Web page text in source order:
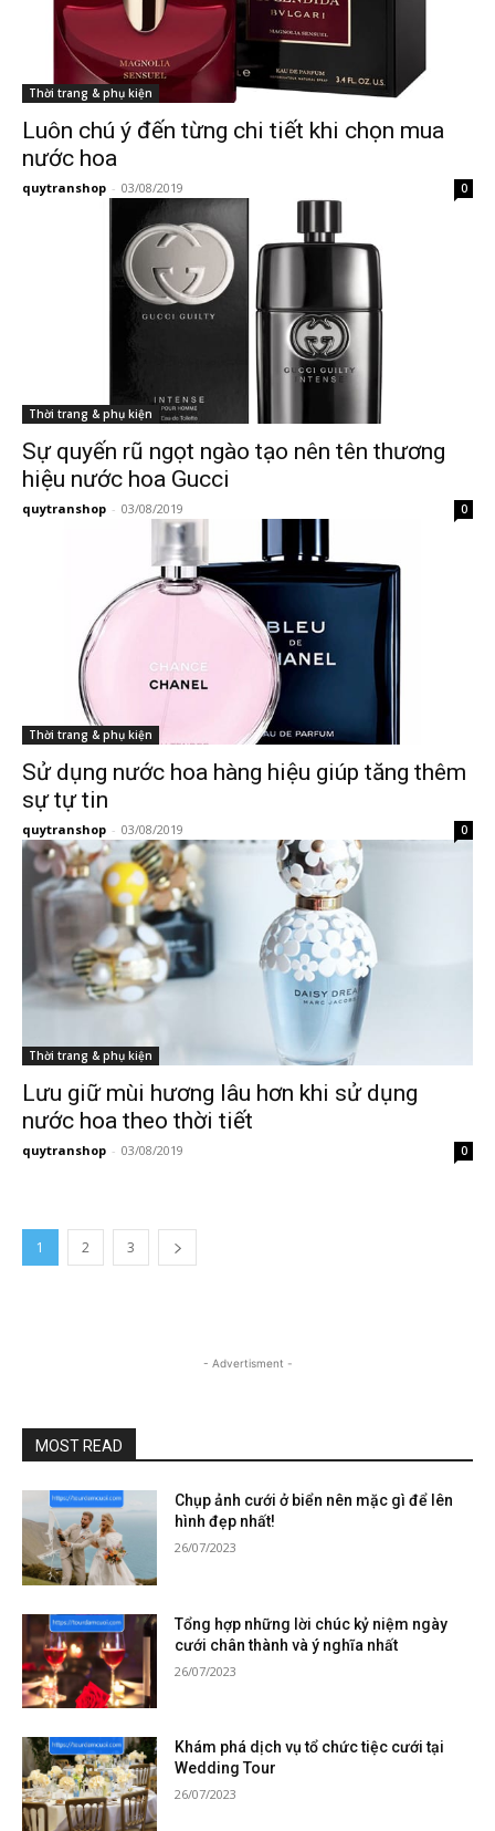
Thời trang & phụ kiện
Luôn chú ý đến từng chi tiết khi chọn mua
nước hoa
quytranshop - 03/08/2019 0
Thời trang & phụ kiện
Sự quyến rũ ngọt ngào tạo nên tên thương
hiệu nước hoa Gucci
quytranshop - 03/08/2019 0
Thời trang & phụ kiện
Sử dụng nước hoa hàng hiệu giúp tăng thêm
sự tự tin
quytranshop - 03/08/2019 0
Thời trang & phụ kiện
Lưu giữ mùi hương lâu hơn khi sử dụng
nước hoa theo thời tiết
quytranshop - 03/08/2019 0
1 2 3
- Advertisment -
MOST READ
Chụp ảnh cưới ở biển nên mặc gì để lên
hình đẹp nhất!
26/07/2023
Tổng hợp những lời chúc kỷ niệm ngày
cưới chân thành và ý nghĩa nhất
26/07/2023
Khám phá dịch vụ tổ chức tiệc cưới tại
Wedding Tour
26/07/2023